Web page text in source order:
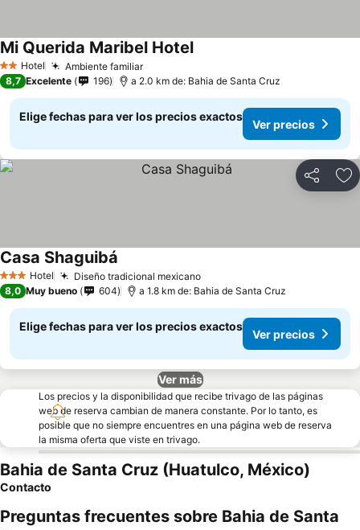
2 Estrellas
Hotel Ambiente familiarVer precios
Mi Querida Maribel HotelVer precios
8,7 Excelente 196 a 2.0 km de: Bahia de Santa Cruz
Elige fechas para ver los precios exactos
Ver precios
Compartir
3 Estrellas
Hotel Diseño tradicional mexicanoVer precios
Casa Shaguibá
8,0 Muy bueno 604 a 1.8 km de: Bahia de Santa Cruz
Elige fechas para ver los precios exactos
Ver precios
Ver más
Los precios y la disponibilidad que recibe trivago de las páginas
web de reserva cambian de manera constante. Por lo tanto, es
posible que no siempre encuentres en una página web de reserva
la misma oferta que viste en trivago.
Bahia de Santa Cruz (Huatulco, México)
Contacto
Preguntas frecuentes sobre Bahia de Santa